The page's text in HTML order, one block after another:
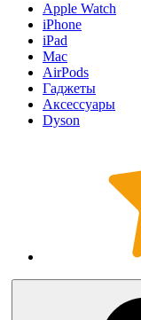
Apple Watch
iPhone
iPad
Mac
AirPods
Гаджеты
Аксессуары
Dyson